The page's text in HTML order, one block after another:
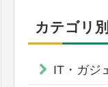
カテゴリ別
IT・ガジ